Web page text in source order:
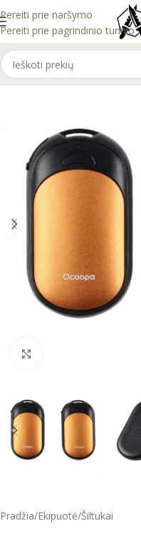
Pereiti prie naršymo
Pereiti prie pagrindinio turinio
Pradžia/Ekipuotė/Šiltukai